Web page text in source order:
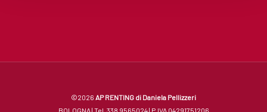
©2026 AP RENTING di Daniela Pellizzeri
BOLOGNA | Tel. 338 9565024 | P.IVA 04291751206